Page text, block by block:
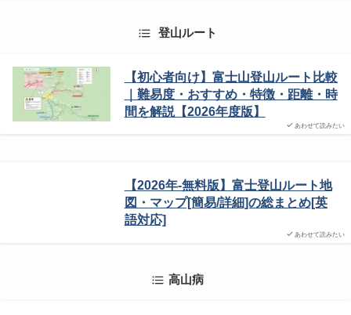
登山ルート
あわせて読みたい
【初心者向け】富士山登山ルート比較
｜難易度・おすすめ・特徴・距離・時
間を解説【2026年度版】
あわせて読みたい
【2026年-無料版】富士登山ルート地
図・マップ[簡易/詳細]の総まとめ[英
語対応]
高山病